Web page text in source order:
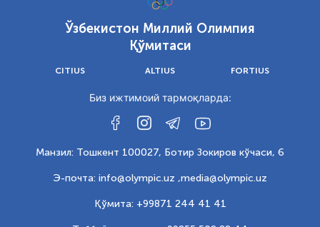
Ўзбекистон Миллий Олимпия
Қўмитаси
CITIUS ALTIUS FORTIUS
Биз ижтимоий тармоқларда:
Манзил: Тошкент 100027, Ботир Зокиров кўчаси, 6
Э-почта: info@olympic.uz ,media@olympic.uz
Қўмита: +99871 244 41 41